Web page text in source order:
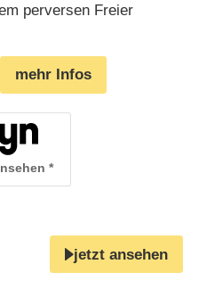
perversen Freier
mehr Infos
jetzt ansehen